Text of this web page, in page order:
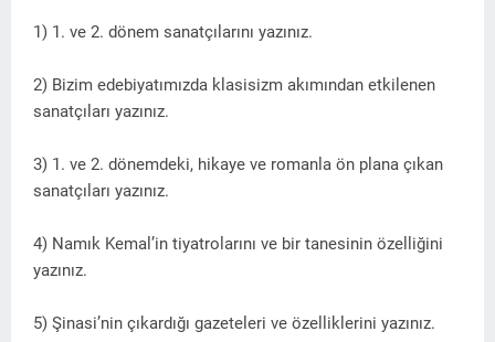
1) 1. ve 2. dönem sanatçılarını yazınız.
2) Bizim edebiyatımızda klasisizm akımından etkilenen
sanatçıları yazınız.
3) 1. ve 2. dönemdeki, hikaye ve romanla ön plana çıkan
sanatçıları yazınız.
4) Namık Kemal’in tiyatrolarını ve bir tanesinin özelliğini
yazınız.
5) Şinasi’nin çıkardığı gazeteleri ve özelliklerini yazınız.